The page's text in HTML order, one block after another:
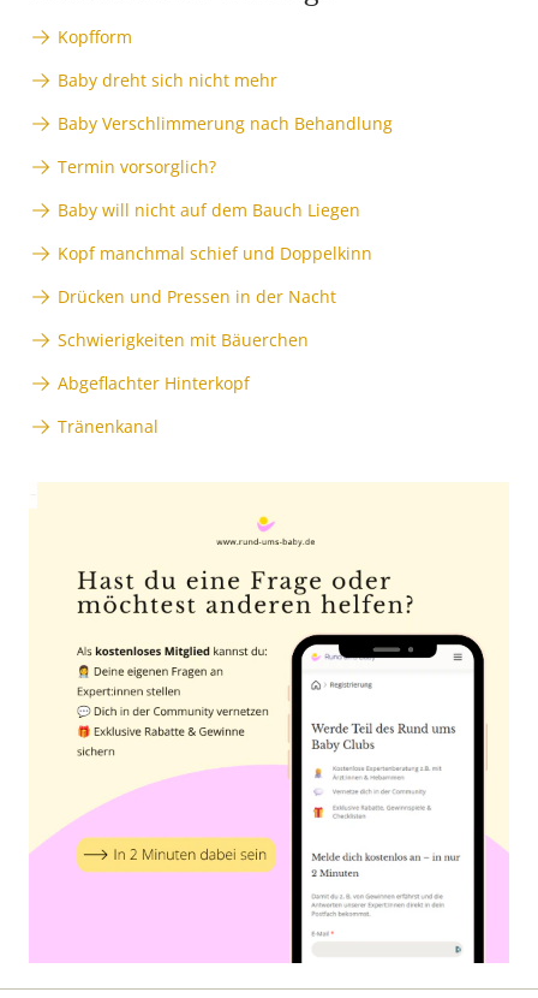
Kopfform
Baby dreht sich nicht mehr
Baby Verschlimmerung nach Behandlung
Termin vorsorglich?
Baby will nicht auf dem Bauch Liegen
Kopf manchmal schief und Doppelkinn
Drücken und Pressen in der Nacht
Schwierigkeiten mit Bäuerchen
Abgeflachter Hinterkopf
Tränenkanal